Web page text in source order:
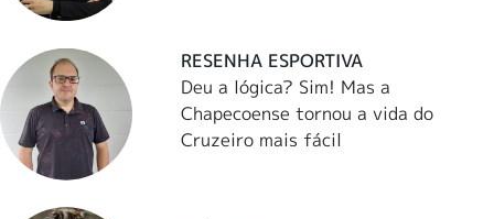
RESENHA ESPORTIVA
Deu a lógica? Sim! Mas a
Chapecoense tornou a vida do
Cruzeiro mais fácil